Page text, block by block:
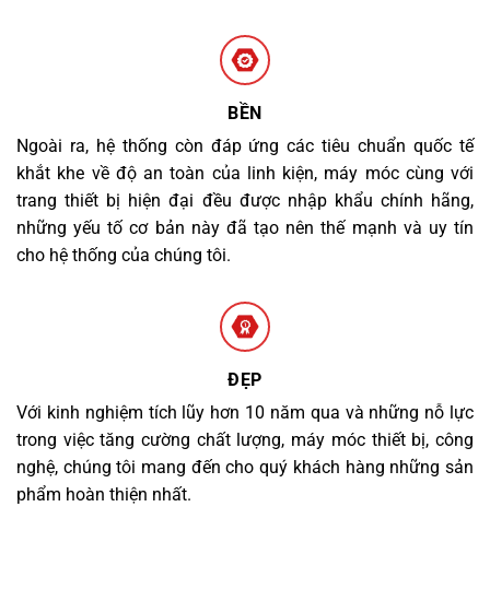
BỀN
Ngoài ra, hệ thống còn đáp ứng các tiêu chuẩn quốc tế
khắt khe về độ an toàn của linh kiện, máy móc cùng với
trang thiết bị hiện đại đều được nhập khẩu chính hãng,
những yếu tố cơ bản này đã tạo nên thế mạnh và uy tín
cho hệ thống của chúng tôi.
ĐẸP
Với kinh nghiệm tích lũy hơn 10 năm qua và những nỗ lực
trong việc tăng cường chất lượng, máy móc thiết bị, công
nghệ, chúng tôi mang đến cho quý khách hàng những sản
phẩm hoàn thiện nhất.